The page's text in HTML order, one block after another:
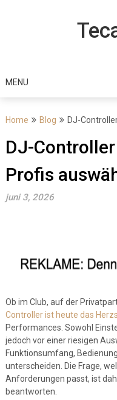
MENU
Home Blog DJ-
DJ-
Profis
juni 3, 2026
Ob im Club, auf der
Controller ist heute das
Performances. Sowohl
jedoch vor einer riesigen
Funktionsumfang,
unterscheiden. Die Frage,
Anforderungen passt, ist
beantworten.